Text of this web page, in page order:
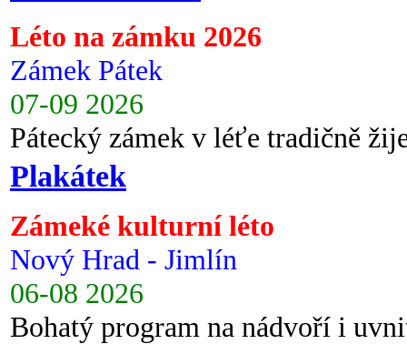
Léto na zámku 2026
Zámek Pátek
07-09 2026
Pátecký zámek v léťe tradičně
Plakátek
Zámeké kulturní léto
Nový Hrad - Jimlín
06-08 2026
Bohatý program na nádvoří i